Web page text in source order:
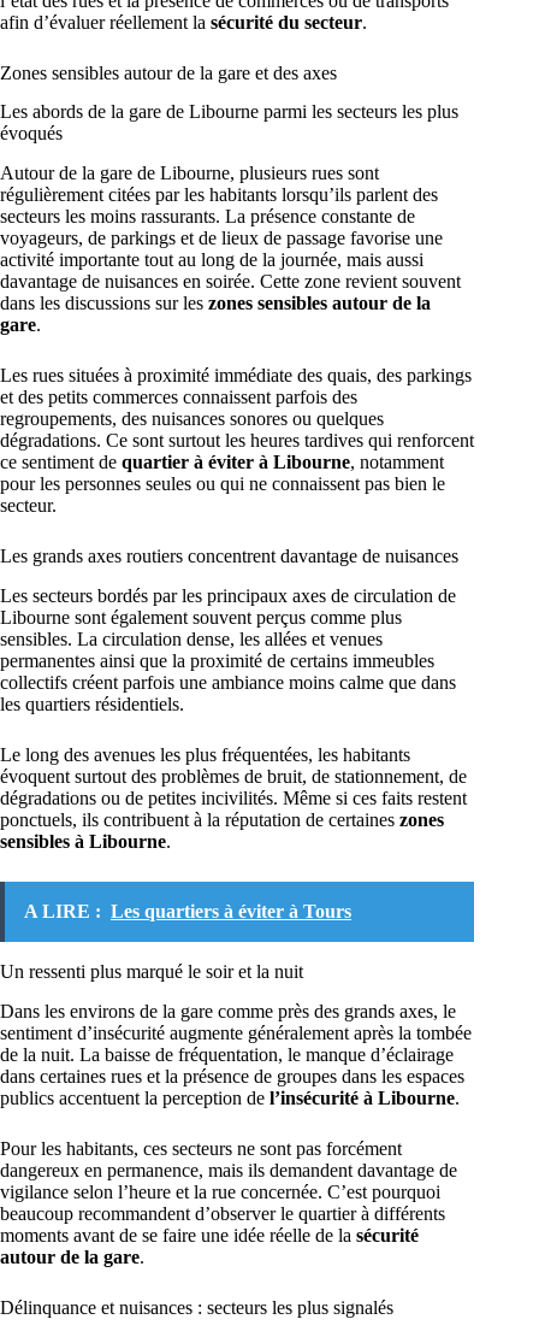
afin d’évaluer réellement la sécurité du secteur.
Zones sensibles autour de la gare et des axes
Les abords de la gare de Libourne parmi les secteurs les plus
évoqués
Autour de la gare de Libourne, plusieurs rues sont
régulièrement citées par les habitants lorsqu’ils parlent des
secteurs les moins rassurants. La présence constante de
voyageurs, de parkings et de lieux de passage favorise une
activité importante tout au long de la journée, mais aussi
davantage de nuisances en soirée. Cette zone revient souvent
dans les discussions sur les zones sensibles autour de la
gare.
Les rues situées à proximité immédiate des quais, des parkings
et des petits commerces connaissent parfois des
regroupements, des nuisances sonores ou quelques
dégradations. Ce sont surtout les heures tardives qui renforcent
ce sentiment de quartier à éviter à Libourne, notamment
pour les personnes seules ou qui ne connaissent pas bien le
secteur.
Les grands axes routiers concentrent davantage de nuisances
Les secteurs bordés par les principaux axes de circulation de
Libourne sont également souvent perçus comme plus
sensibles. La circulation dense, les allées et venues
permanentes ainsi que la proximité de certains immeubles
collectifs créent parfois une ambiance moins calme que dans
les quartiers résidentiels.
Le long des avenues les plus fréquentées, les habitants
évoquent surtout des problèmes de bruit, de stationnement, de
dégradations ou de petites incivilités. Même si ces faits restent
ponctuels, ils contribuent à la réputation de certaines zones
sensibles à Libourne.
A LIRE : Les quartiers à éviter à Tours
Un ressenti plus marqué le soir et la nuit
Dans les environs de la gare comme près des grands axes, le
sentiment d’insécurité augmente généralement après la tombée
de la nuit. La baisse de fréquentation, le manque d’éclairage
dans certaines rues et la présence de groupes dans les espaces
publics accentuent la perception de l’insécurité à Libourne.
Pour les habitants, ces secteurs ne sont pas forcément
dangereux en permanence, mais ils demandent davantage de
vigilance selon l’heure et la rue concernée. C’est pourquoi
beaucoup recommandent d’observer le quartier à différents
moments avant de se faire une idée réelle de la sécurité
autour de la gare.
Délinquance et nuisances : secteurs les plus signalés